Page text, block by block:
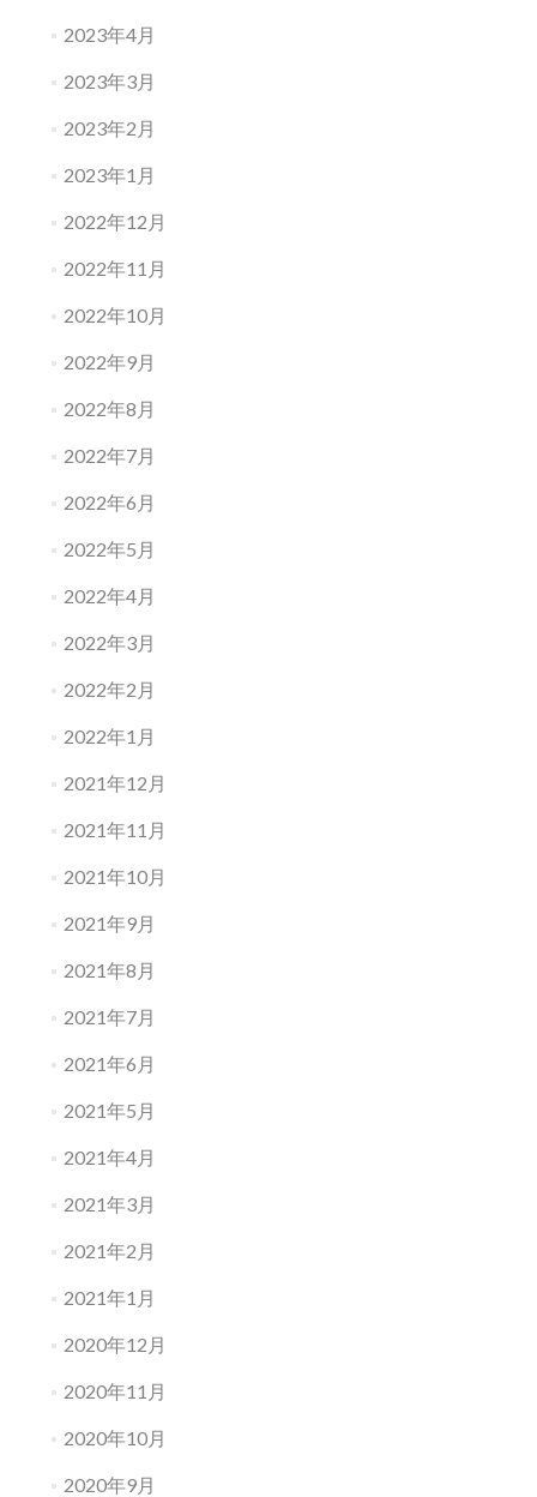
2023年4月
2023年3月
2023年2月
2023年1月
2022年12月
2022年11月
2022年10月
2022年9月
2022年8月
2022年7月
2022年6月
2022年5月
2022年4月
2022年3月
2022年2月
2022年1月
2021年12月
2021年11月
2021年10月
2021年9月
2021年8月
2021年7月
2021年6月
2021年5月
2021年4月
2021年3月
2021年2月
2021年1月
2020年12月
2020年11月
2020年10月
2020年9月